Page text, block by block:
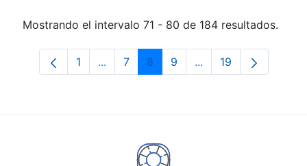
Mostrando el intervalo 71 - 80 de 184 resultados.
Página
1 ...Páginas intermedias Use TAB para
Página
7 Página
8 Página
9 ...Páginas intermedias
Página
19